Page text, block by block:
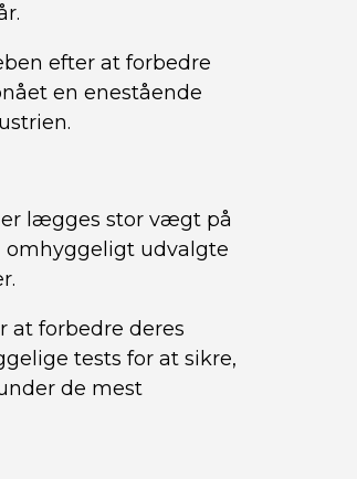
efter at forbedre
en enestående
lægges stor vægt på
omhyggeligt udvalgte
at forbedre deres
tests for at sikre,
de mest